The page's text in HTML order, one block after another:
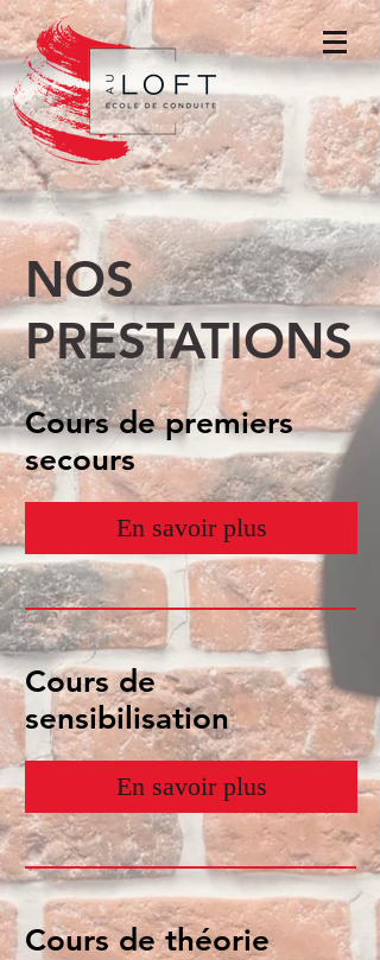
NOS
PRESTATIONS
Cours de premiers
secours
En savoir plus
Cours de
sensibilisation
En savoir plus
Cours de théorie